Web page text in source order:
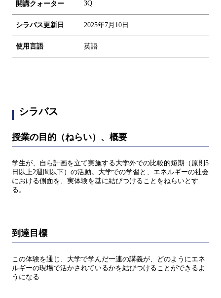
開講クォーター 3Q
シラバス更新日 2025年7月10日
使用言語 英語
シラバス
授業の目的（ねらい）、概要
学生が、自ら計画を立て実施する大学外での比較的短期（原則5
日以上2週間以下）の活動。大学での学習と、エネルギーの社会
における側面を、実体験を基に結びつけることをねらいとす
る。
到達目標
この体験を通じ、大学で学んだ一連の講義が、どのようにエネ
ルギーの現場で活かされているかを結びつけることができるよ
うになる